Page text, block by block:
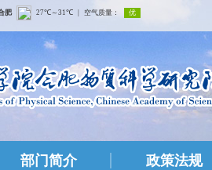
部门简介 政策法规